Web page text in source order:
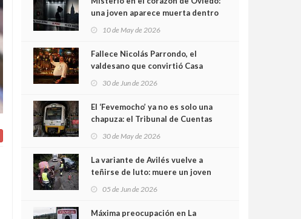
una joven aparece muerta dentro
cámaras captan sus últimos
minutos
10 de May de 2026
Fallece Nicolás Parrondo, el
valdesano que convirtió Casa
30 de Jun de 2026
El ‘Fevemocho’ ya no es solo una
chapuza: el Tribunal de Cuentas
sobrecoste de los trenes que no
cabían por los túneles
30 de May de 2026
La variante de Avilés vuelve a
teñirse de luto: muere un joven
05 de Jun de 2026
Máxima preocupación en La